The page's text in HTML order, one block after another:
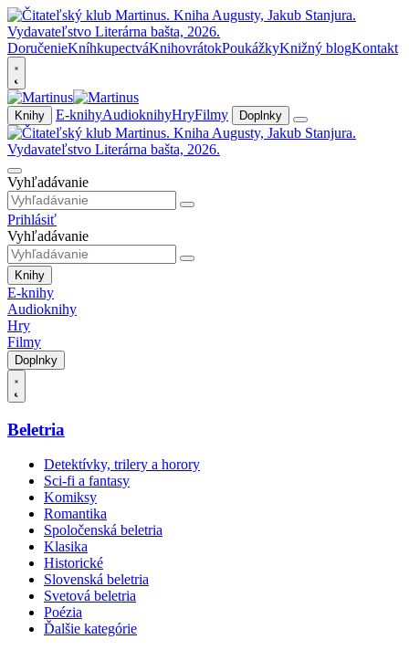
DoručenieKníhkupectváKnihovrátokPoukážkyKnižný blogKontakt
Knihy E-knihyAudioknihyHryFilmy Doplnky
Vyhľadávanie
Prihlásiť
Vyhľadávanie
Knihy
E-knihy
Audioknihy
Hry
Filmy
Doplnky
Beletria
Detektívky, trilery a horory
Sci-fi a fantasy
Komiksy
Romantika
Spoločenská beletria
Klasika
Historické
Slovenská beletria
Svetová beletria
Poézia
Ďalšie kategórie